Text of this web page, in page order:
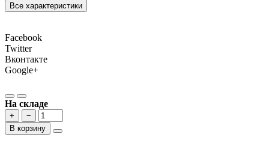
Все характеристики
Facebook
Twitter
Вконтакте
Google+
На складе
+
−
В корзину